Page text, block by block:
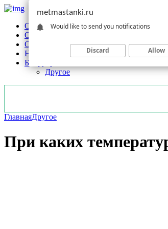
Обзоры станков
Оборудование
Обработка
Новости отрасли
Без рубрики
Другое
ГлавнаяДругое
При каких
metmastanki.ru
Would like to send you notifications
Discard Allow